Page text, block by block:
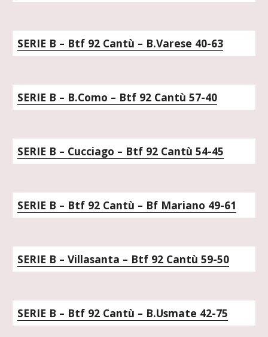
SERIE B – Btf 92 Cantù – B.Varese 40-63
SERIE B – B.Como – Btf 92 Cantù 57-40
SERIE B – Cucciago – Btf 92 Cantù 54-45
SERIE B – Btf 92 Cantù – Bf Mariano 49-61
SERIE B – Villasanta – Btf 92 Cantù 59-50
SERIE B – Btf 92 Cantù – B.Usmate 42-75